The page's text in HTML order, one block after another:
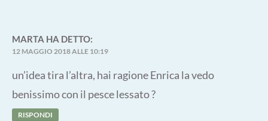
MARTA HA DETTO:
12 MAGGIO 2018 ALLE 10:19
un’idea tira l’altra, hai ragione Enrica la vedo
benissimo con il pesce lessato ?
RISPONDI